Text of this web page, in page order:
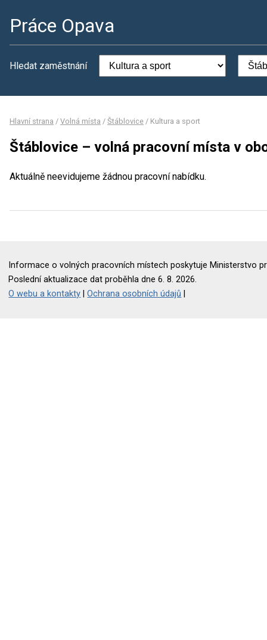
Práce Opava
Hledat zaměstnání
Hlavní strana / Volná místa / Štáblovice / Kultura a sport
Štáblovice – volná pracovní místa v
Aktuálně neevidujeme žádnou pracovní nabídku.
Informace o volných pracovních místech poskytuje Ministerstvo
Poslední aktualizace dat proběhla dne 6. 8. 2026.
O webu a kontakty |Ochrana osobních údajů